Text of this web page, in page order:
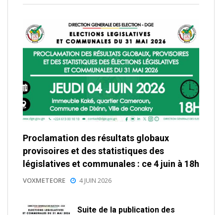
Proclamation des résultats globaux
provisoires et des statistiques des
législatives et communales : ce 4 juin à 18h
VOXMETEORE 4 JUIN 2026
Suite de la publication des